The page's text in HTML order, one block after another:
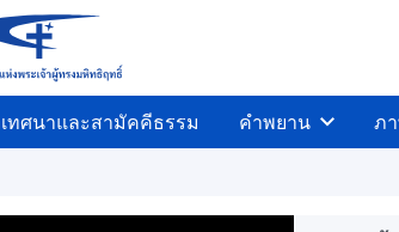
ทศนาและสามัคคีธรรม คำพยาน ภ